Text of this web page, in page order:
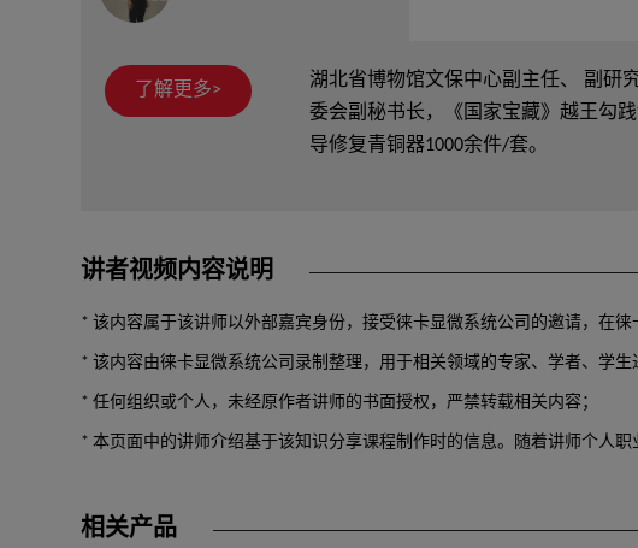
了解更多>
湖北省博物馆文保中心副主任、 副研
委会副秘书长，《国家宝藏》越王勾
导修复青铜器1000余件/套。
讲者视频内容说明
* 该内容属于该讲师以外部嘉宾身份，接受徕卡显微系统公司的邀请，在
* 该内容由徕卡显微系统公司录制整理，用于相关领域的专家、学者、学
* 任何组织或个人，未经原作者讲师的书面授权，严禁转载相关内容；
* 本页面中的讲师介绍基于该知识分享课程制作时的信息。随着讲师个人职
相关产品